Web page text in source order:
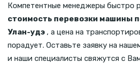
Компетентные менеджеры быстро
стоимость перевозки машины
Улан-удэ , а цена на
порадует. Оставьте заявку на
и наши специалисты свяжутся с